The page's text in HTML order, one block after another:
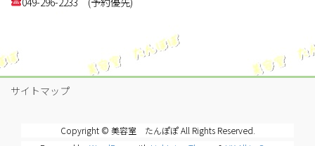
サイトマップ
Copyright © 美容室 たんぽぽ All Rights Reserved.